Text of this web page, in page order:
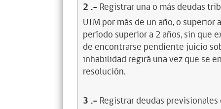
2 .- Registrar una o más deudas
UTM por más de un año, o
período superior a 2 años, sin que
de encontrarse pendiente juicio
inhabilidad regirá una vez que se
resolución.
3 .- Registrar deudas